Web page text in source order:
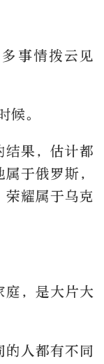
事情拨云见
候。
结果，估计都
于俄罗斯，
荣耀属于乌克
庭，是大片大
的人都有不同